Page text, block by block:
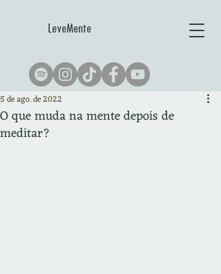
LeveMente
O que muda na mente depois de
meditar?
5 de ago. de 2022